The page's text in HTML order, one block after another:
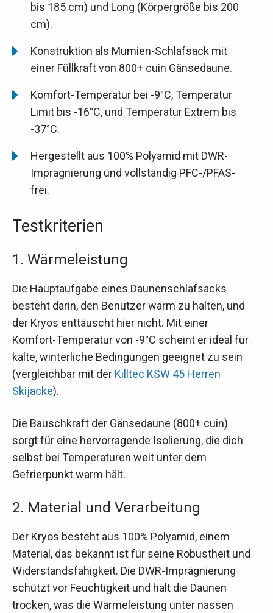
bis 185 cm) und Long (Körpergröße bis 200
cm).
Konstruktion als Mumien-Schlafsack mit
einer Füllkraft von 800+ cuin Gänsedaune.
Komfort-Temperatur bei -9°C, Temperatur
Limit bis -16°C, und Temperatur Extrem bis
-37°C.
Hergestellt aus 100% Polyamid mit DWR-
Imprägnierung und vollständig PFC-/PFAS-
frei.
Testkriterien
1. Wärmeleistung
Die Hauptaufgabe eines Daunenschlafsacks
besteht darin, den Benutzer warm zu halten, und
der Kryos enttäuscht hier nicht. Mit einer
Komfort-Temperatur von -9°C scheint er ideal für
kalte, winterliche Bedingungen geeignet zu sein
(vergleichbar mit der Killtec KSW 45 Herren
Skijacke).
Die Bauschkraft der Gänsedaune (800+ cuin)
sorgt für eine hervorragende Isolierung, die dich
selbst bei Temperaturen weit unter dem
Gefrierpunkt warm hält.
2. Material und Verarbeitung
Der Kryos besteht aus 100% Polyamid, einem
Material, das bekannt ist für seine Robustheit und
Widerstandsfähigkeit. Die DWR-Imprägnierung
schützt vor Feuchtigkeit und hält die Daunen
trocken, was die Wärmeleistung unter nassen